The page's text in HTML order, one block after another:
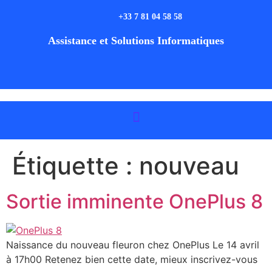
+33 7 81 04 58 58
Assistance et Solutions Informatiques
Étiquette : nouveau
Sortie imminente OnePlus 8
Naissance du nouveau fleuron chez OnePlus Le 14 avril
à 17h00 Retenez bien cette date, mieux inscrivez-vous